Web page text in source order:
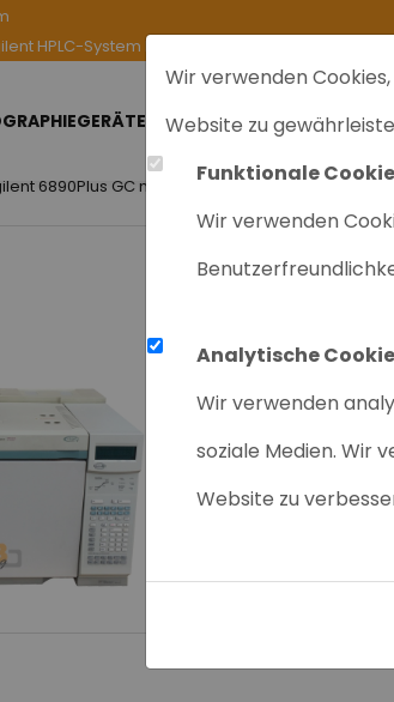
Wir verwenden
Website zu
Funktionale
Wir verwenden
Analytische
Wir verwenden
soziale Medien. Wir
Website zu
HPLC-System bekommt ein zweites Leben
EINKAUF
6890Plus GC mit DUAL FID & 7683 ALS